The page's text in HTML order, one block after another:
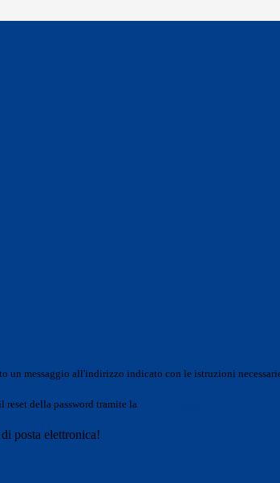
un messaggio all'indirizzo indicato con le istruzioni
reset della password tramite la
posta elettronica!